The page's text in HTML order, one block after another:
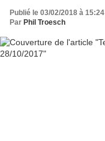
Publié le 03/02/2018 à 15:24
Par Phil Troesch